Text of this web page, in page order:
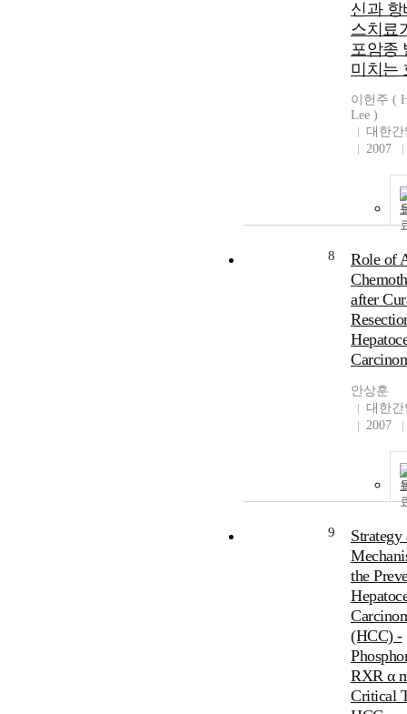
신과 항
스치료
포암종
미치는
이헌주 (
Lee )
대한
2007
8
Role of
after
안상훈
대한
2007
9
Strategy
the
(HCC) -
RXR α
Critical